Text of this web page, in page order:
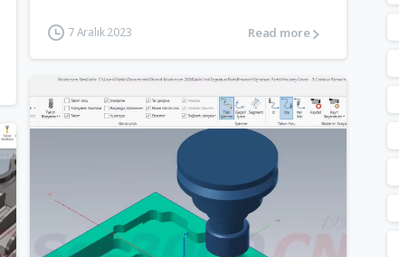
7 Aralık 2023 Read more